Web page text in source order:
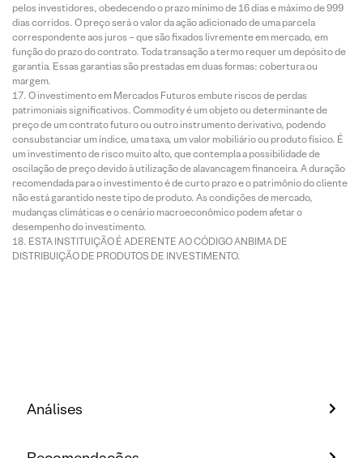
pelos investidores, obedecendo o prazo mínimo de 16 dias e máximo de 999
dias corridos. O preço será o valor da ação adicionado de uma parcela
correspondente aos juros – que são fixados livremente em mercado, em
função do prazo do contrato. Toda transação a termo requer um depósito de
garantia. Essas garantias são prestadas em duas formas: cobertura ou
margem.
O investimento em Mercados Futuros embute riscos de perdas
patrimoniais significativos. Commodity é um objeto ou determinante de
preço de um contrato futuro ou outro instrumento derivativo, podendo
consubstanciar um índice, uma taxa, um valor mobiliário ou produto físico. É
um investimento de risco muito alto, que contempla a possibilidade de
oscilação de preço devido à utilização de alavancagem financeira. A duração
recomendada para o investimento é de curto prazo e o patrimônio do cliente
não está garantido neste tipo de produto. As condições de mercado,
mudanças climáticas e o cenário macroeconômico podem afetar o
desempenho do investimento.
ESTA INSTITUIÇÃO É ADERENTE AO CÓDIGO ANBIMA DE
DISTRIBUIÇÃO DE PRODUTOS DE INVESTIMENTO.
Análises